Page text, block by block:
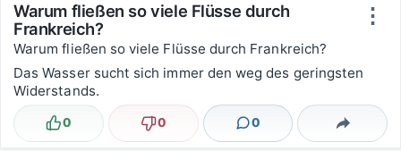
⋮
Warum fließen so viele Flüsse durch
Frankreich?
Warum fließen so viele Flüsse durch Frankreich?
Das Wasser sucht sich immer den weg des geringsten
Widerstands.
Lustig
0 Nicht lustig
0 0
Kommentare Teilen